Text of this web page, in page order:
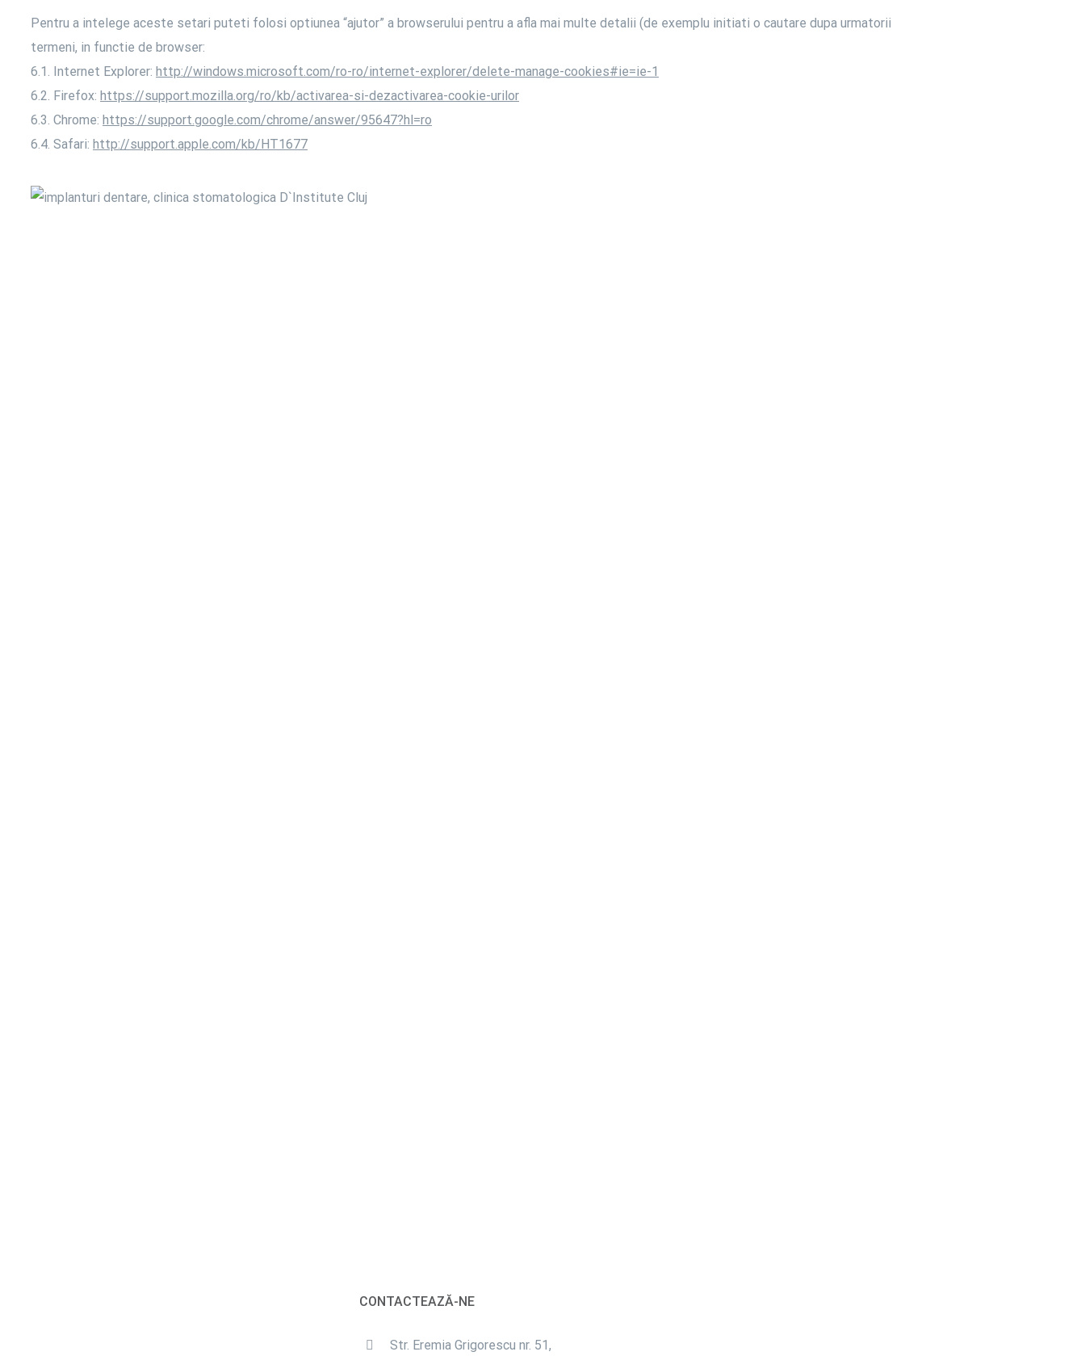
Pentru a intelege aceste setari puteti folosi optiunea “ajutor” a browserului pentru a afla mai multe detalii (de exemplu initiati o cautare dupa urmatorii
termeni, in functie de browser:
6.1. Internet Explorer: http://windows.microsoft.com/ro-ro/internet-explorer/delete-manage-cookies#ie=ie-1
6.2. Firefox: https://support.mozilla.org/ro/kb/activarea-si-dezactivarea-cookie-urilor
6.3. Chrome: https://support.google.com/chrome/answer/95647?hl=ro
6.4. Safari: http://support.apple.com/kb/HT1677
CONTACTEAZĂ-NE
Str. Eremia Grigorescu nr. 51,